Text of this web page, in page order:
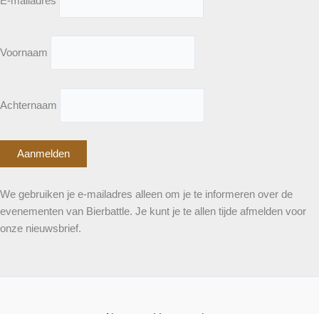
Voornaam
Achternaam
We gebruiken je e-mailadres alleen om je te informeren over de
evenementen van Bierbattle. Je kunt je te allen tijde afmelden voor
onze nieuwsbrief.